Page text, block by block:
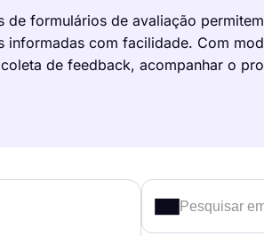
de formulários de avaliação
informadas com facilidade. Com
de feedback, acompanhar o